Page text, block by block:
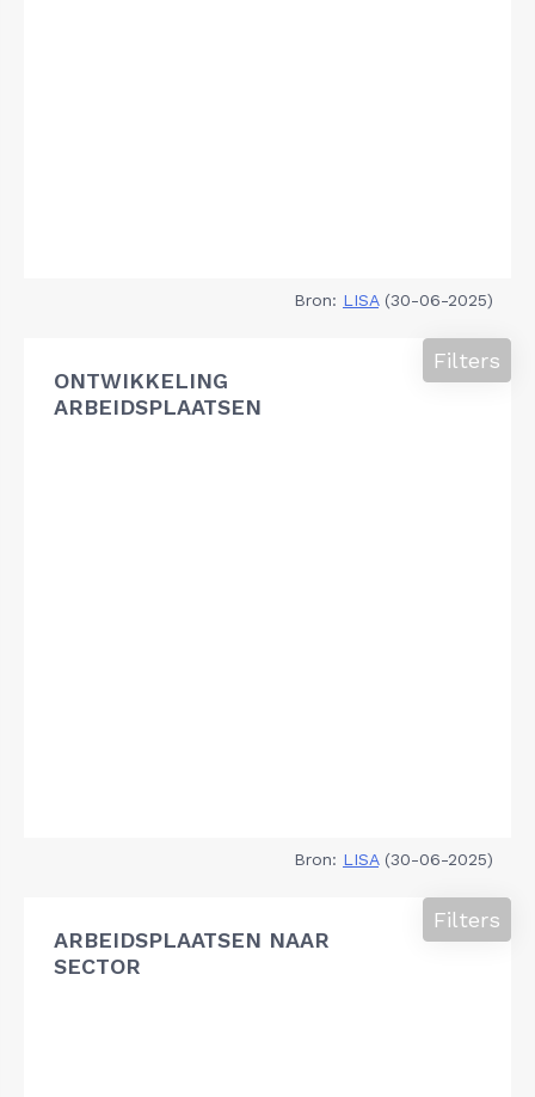
Bron: LISA(30-06-2025)
ONTWIKKELING
ARBEIDSPLAATSEN
Filters
Bron: LISA(30-06-2025)
ARBEIDSPLAATSEN NAAR
SECTOR
Filters